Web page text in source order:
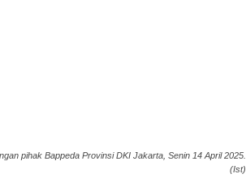
pihak Bappeda Provinsi DKI Jakarta, Senin 14 April 2025.
(Ist)